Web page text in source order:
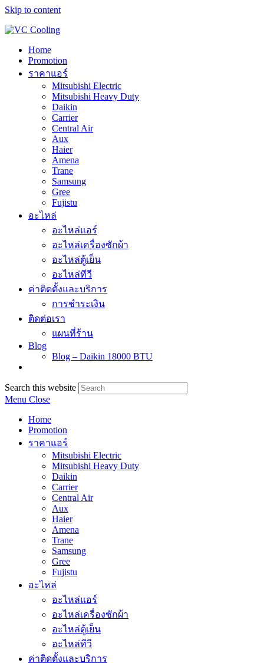
Skip to content
Home
Promotion
ราคาแอร์
Mitsubishi Electric
Mitsubishi Heavy Duty
Daikin
Carrier
Central Air
Aux
Haier
Amena
Trane
Samsung
Gree
Fujistu
อะไหล่
อะไหล่แอร์
อะไหล่เครื่องซักผ้า
อะไหล่ตู้เย็น
อะไหล่ทีวี
ค่าติดตั้งและบริการ
การชำระเงิน
ติดต่อเรา
แผนที่ร้าน
Blog
Blog – Daikin 18000 BTU
Search this website
Menu Close
Home
Promotion
ราคาแอร์
Mitsubishi Electric
Mitsubishi Heavy Duty
Daikin
Carrier
Central Air
Aux
Haier
Amena
Trane
Samsung
Gree
Fujistu
อะไหล่
อะไหล่แอร์
อะไหล่เครื่องซักผ้า
อะไหล่ตู้เย็น
อะไหล่ทีวี
ค่าติดตั้งและบริการ